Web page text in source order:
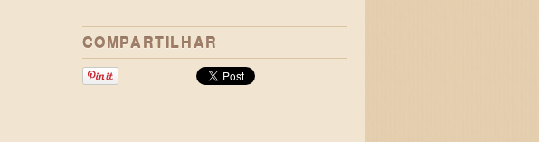
COMPARTILHAR